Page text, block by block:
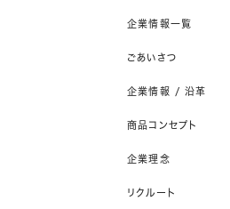
企業情報一覧
ごあいさつ
企業情報 / 沿革
商品コンセプト
企業理念
リクルート